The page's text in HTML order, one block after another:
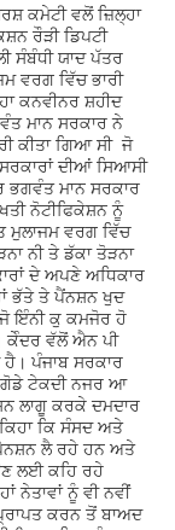
ਕਮੇਟੀ ਵਲੋਂ ਜ਼ਿਲ੍ਹਾ
ਰੌੜੀ ਡਿਪਟੀ
ਸੰਬੰਧੀ ਯਾਦ ਪੱਤਰ
ਵਰਗ ਵਿੱਚ ਭਾਰੀ
ਕਨਵੀਨਰ ਸ਼ਹੀਦ
ਮਾਨ ਸਰਕਾਰ ਨੇ
ਕੀਤਾ ਗਿਆ ਸੀ ਜੋ
ਦੀਆਂ ਸਿਆਸੀ
ਭਗਵੰਤ ਮਾਨ ਸਰਕਾਰ
ਨੋਟੀਫਿਕੇਸ਼ਨ ਨੂੰ
ਮੁਲਾਜਮ ਵਰਗ ਵਿੱਚ
ਨੀ ਤੇ ਡੱਕਾ ਤੋੜਨਾ
ਦੇ ਅਪਣੇ ਅਧਿਕਾਰ
ਭੱਤੇ ਤੇ ਪੈਂਨਸ਼ਨ ਖੁਦ
ਇੰਨੀ ਕੁ ਕਮਜੋਰ ਹੋ
ਕੇੰਦਰ ਵੱਲੋਂ ਐਨ ਪੀ
ਹੈ। ਪੰਜਾਬ ਸਰਕਾਰ
ਟੇਕਦੀ ਨਜਰ ਆ
ਲਾਗੂ ਕਰਕੇ ਦਮਦਾਰ
ਕਿ ਸੰਸਦ ਅਤੇ
ਪੈਨਸ਼ਨ ਲੈ ਰਹੇ ਹਨ ਅਤੇ
ਲਈ ਕਹਿ ਰਹੇ
ਨੇਤਾਵਾਂ ਨੂੰ ਵੀ ਨਵੀਂ
ਕਰਨ ਤੋਂ ਬਾਅਦ